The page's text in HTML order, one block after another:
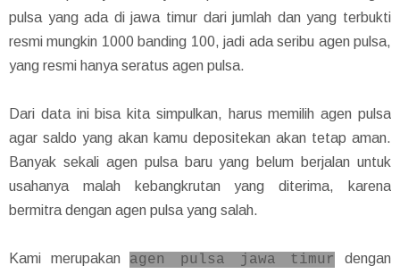
pulsa yang ada di jawa timur dari jumlah dan yang terbukti
resmi mungkin 1000 banding 100, jadi ada seribu agen pulsa,
yang resmi hanya seratus agen pulsa.
Dari data ini bisa kita simpulkan, harus memilih agen pulsa
agar saldo yang akan kamu depositekan akan tetap aman.
Banyak sekali agen pulsa baru yang belum berjalan untuk
usahanya malah kebangkrutan yang diterima, karena
bermitra dengan agen pulsa yang salah.
Kami merupakan agen pulsa jawa timur
dengan